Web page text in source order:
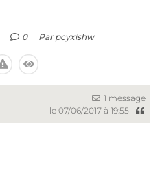
0 Par pcyxishw
1 message
le 07/06/2017 à 19:55